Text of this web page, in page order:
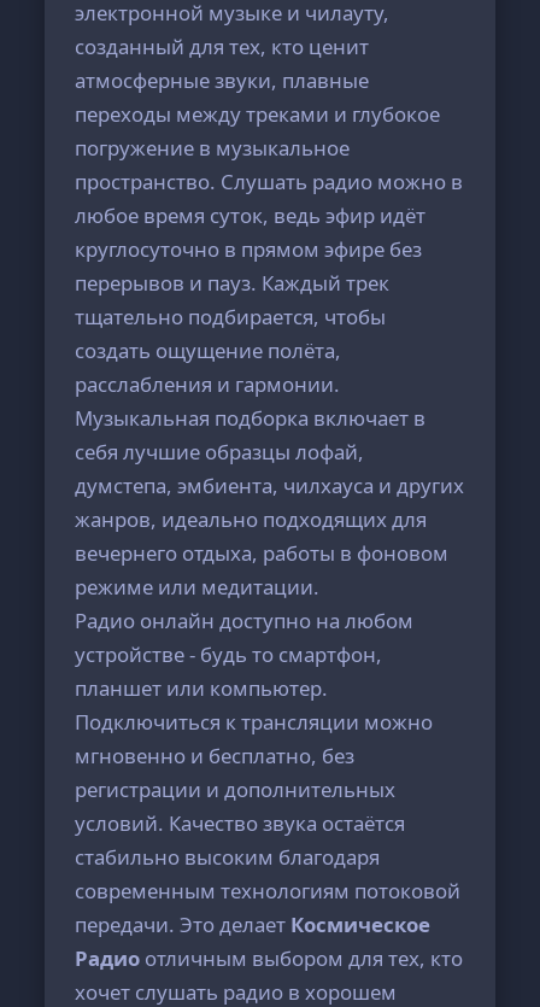
электронной музыке и чилауту,
созданный для тех, кто ценит
атмосферные звуки, плавные
переходы между треками и глубокое
погружение в музыкальное
пространство. Слушать радио можно в
любое время суток, ведь эфир идёт
круглосуточно в прямом эфире без
перерывов и пауз. Каждый трек
тщательно подбирается, чтобы
создать ощущение полёта,
расслабления и гармонии.
Музыкальная подборка включает в
себя лучшие образцы лофай,
думстепа, эмбиента, чилхауса и других
жанров, идеально подходящих для
вечернего отдыха, работы в фоновом
режиме или медитации.
Радио онлайн доступно на любом
устройстве - будь то смартфон,
планшет или компьютер.
Подключиться к трансляции можно
мгновенно и бесплатно, без
регистрации и дополнительных
условий. Качество звука остаётся
стабильно высоким благодаря
современным технологиям потоковой
передачи. Это делает Космическое
Радио отличным выбором для тех, кто
хочет слушать радио в хорошем